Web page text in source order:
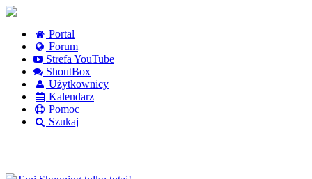
Portal
Forum
Strefa YouTube
ShoutBox
Użytkownicy
Kalendarz
Pomoc
Szukaj